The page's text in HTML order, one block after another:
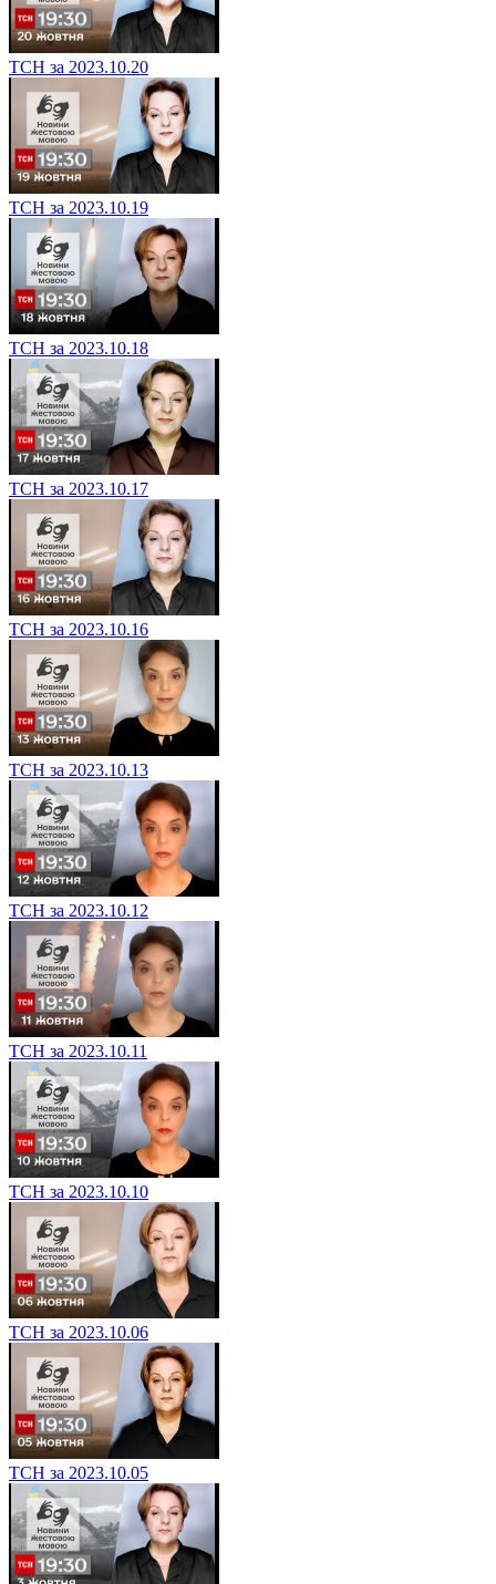
ТСН за 2023.10.20
ТСН за 2023.10.19
ТСН за 2023.10.18
ТСН за 2023.10.17
ТСН за 2023.10.16
ТСН за 2023.10.13
ТСН за 2023.10.12
ТСН за 2023.10.11
ТСН за 2023.10.10
ТСН за 2023.10.06
ТСН за 2023.10.05